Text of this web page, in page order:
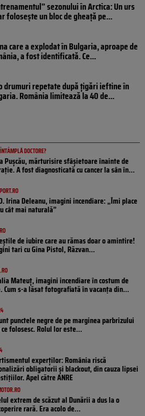
sezonului în Arctica: Un urs
folosește un bloc de gheață pe...
care a explodat în Bulgaria, aproape de
a fost identificată. Ce...
drumuri repetate după țigări ieftine în
România limitează la 40 de...
DOCTORE?
Pușcău, mărturisire sfâșietoare înainte de
A fost diagnosticată cu cancer la sân în...
Irina Deleanu, imagini incendiare: „Îmi place
cât mai naturală”
de iubire care au rămas doar o amintire!
tari cu Gina Pistol, Răzvan...
Mateuț, imagini incendiare în costum de
Cum s-a lăsat fotografiată în vacanța din...
punctele negre de pe marginea parbrizului
folosesc. Rolul lor este...
experților: România riscă
obligatorii și blackout, din cauza lipsei
Apel către ANRE
extrem de scăzut al Dunării a dus la o
rară. Era acolo de...